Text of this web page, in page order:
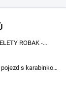
ROBAK -
s karabinkou